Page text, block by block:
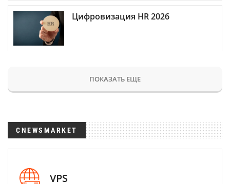
Цифровизация HR 2026
ПОКАЗАТЬ ЕЩЕ
CNEWSMARKET
VPS